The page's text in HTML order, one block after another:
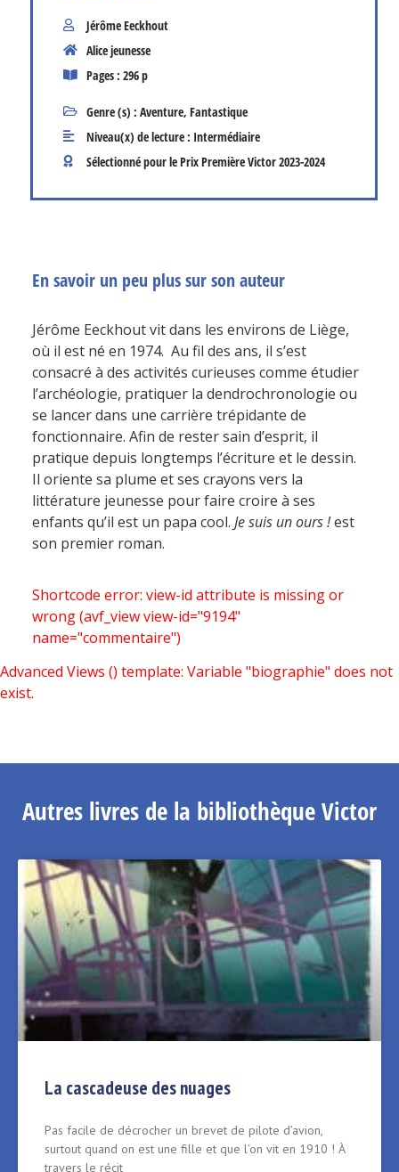
Jérôme Eeckhout
Alice jeunesse
Pages : 296 p
Genre (s) : Aventure, Fantastique
Niveau(x) de lecture : Intermédiaire
Sélectionné pour le Prix Première Victor2023-2024
En savoir un peu plus sur son auteur
Jérôme Eeckhout vit dans les environs de Liège,
où il est né en 1974. Au fil des ans, il s’est
consacré à des activités curieuses comme étudier
l’archéologie, pratiquer la dendrochronologie ou
se lancer dans une carrière trépidante de
fonctionnaire. Afin de rester sain d’esprit, il
pratique depuis longtemps l’écriture et le dessin.
Il oriente sa plume et ses crayons vers la
littérature jeunesse pour faire croire à ses
enfants qu’il est un papa cool. Je suis un ours !est
son premier roman.
Shortcode error: view-id attribute is missing or
wrong (avf_view view-id="9194"
name="commentaire")
Advanced Views () template: Variable "biographie" does not
exist.
Autres livres de la bibliothèque Victor
La cascadeuse des nuages
Pas facile de décrocher un brevet de pilote d’avion,
surtout quand on est une fille et que l’on vit en 1910 ! À
travers le récit